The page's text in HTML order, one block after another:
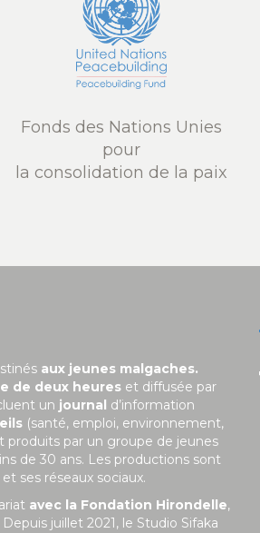
Fonds des Nations Unies
pour
la consolidation de la paix
aux jeunes malgaches.
de deux heures et diffusée par
un journal d’information
(santé, emploi, environnement,
produits par un groupe de jeunes
de 30 ans. Les productions sont
ses réseaux sociaux.
avec la Fondation Hirondelle,
juillet 2021, le Studio Sifaka